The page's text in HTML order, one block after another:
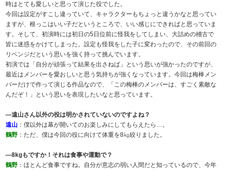
時はとても愛しいと思って演じた役でした。
今回は設定がすこし違っていて、キャラクターもちょっと違うかなと思ってい
ますが、根っこはいい子だというところで、いい感じにできればと思っていま
す。そして、初演時には初日の5日位前に怪我をしてしまい、大詰めの稽古で
皆に迷惑をかけてしまった。設定も怪我をした子に変わったので、その前回の
リベンジだという思いを強く持って挑んでいます。
初演では「自分が頑張って結果を出さねば」という思いが強かったのですが、
最近はメンバーを愛おしいと思う気持ちが強くなっています。今回は梅棒メン
バーだけで作って演じる作品なので、「この梅棒のメンバーは、すごく素敵な
んだぞ！」という思いを表現したいなと思っています。
―遠山さん以外の役は明かされていないのですよね？
遠山 ：僕以外は幕が開いてのお楽しみにしてもらえたら…。
鶴野 ：ただ、僕は今回の役に向けて体重を8㎏絞りました。
―8kgもですか！それは食事や運動で？
鶴野 ：ほとんど食事ですね。自分が意志の弱い人間だと知っているので、今年